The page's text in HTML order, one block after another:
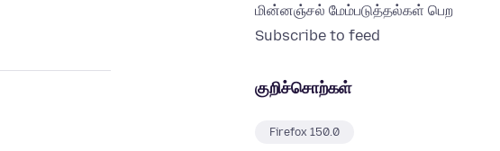
மின்னஞ்சல் மேம்படுத்தல்கள் பெற
Subscribe to feed
குறிச்சொற்கள்
Firefox 150.0